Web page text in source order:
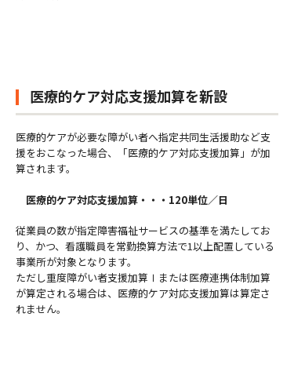
医療的ケア対応支援加算を新設
医療的ケアが必要な障がい者へ指定共同生活援助など支
援をおこなった場合、「医療的ケア対応支援加算」が加
算されます。
医療的ケア対応支援加算・・・120単位／日
従業員の数が指定障害福祉サービスの基準を満たしてお
り、かつ、看護職員を常勤換算方法で1以上配置している
事業所が対象となります。
ただし重度障がい者支援加算Ⅰまたは医療連携体制加算
が算定される場合は、医療的ケア対応支援加算は算定さ
れません。